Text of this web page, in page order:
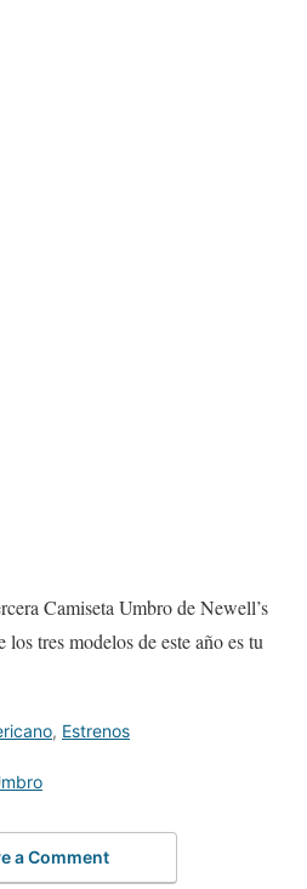
Camiseta Umbro de Newell’s
tres modelos de este año es tu
, Estrenos
a Comment